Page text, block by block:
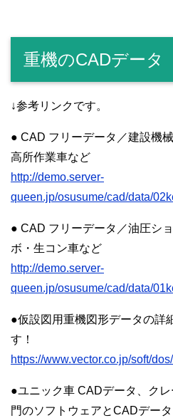
重機のCADデータ
↓参考リンクです。
● CAD フリーデータ／建設機
高所作業車など
http://demo.server-
queen.jp/osusume/cad/data/
● CAD フリーデータ／油圧シ
ボ・生コン車など
http://demo.server-
queen.jp/osusume/cad/data/
●仮設図用重機図形データの詳
す！
https://www.vector.co.jp/soft/
●ユニック車 CADデータ、ク
門のソフトウェアとCADデータ